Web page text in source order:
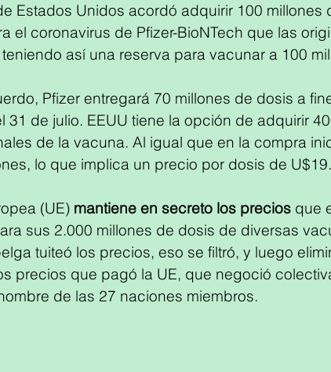
Estados Unidos acordó adquirir 100 millones
el coronavirus de Pfizer-BioNTech que las
así una reserva para vacunar a 100
Pfizer entregará 70 millones de dosis a
31 de julio. EEUU tiene la opción de adquirir
de la vacuna. Al igual que en la compra
lo que implica un precio por dosis de
(UE) mantiene en secreto los precios que
sus 2.000 millones de dosis de diversas
tuiteó los precios, eso se filtró, y luego
precios que pagó la UE, que negoció
de las 27 naciones miembros.